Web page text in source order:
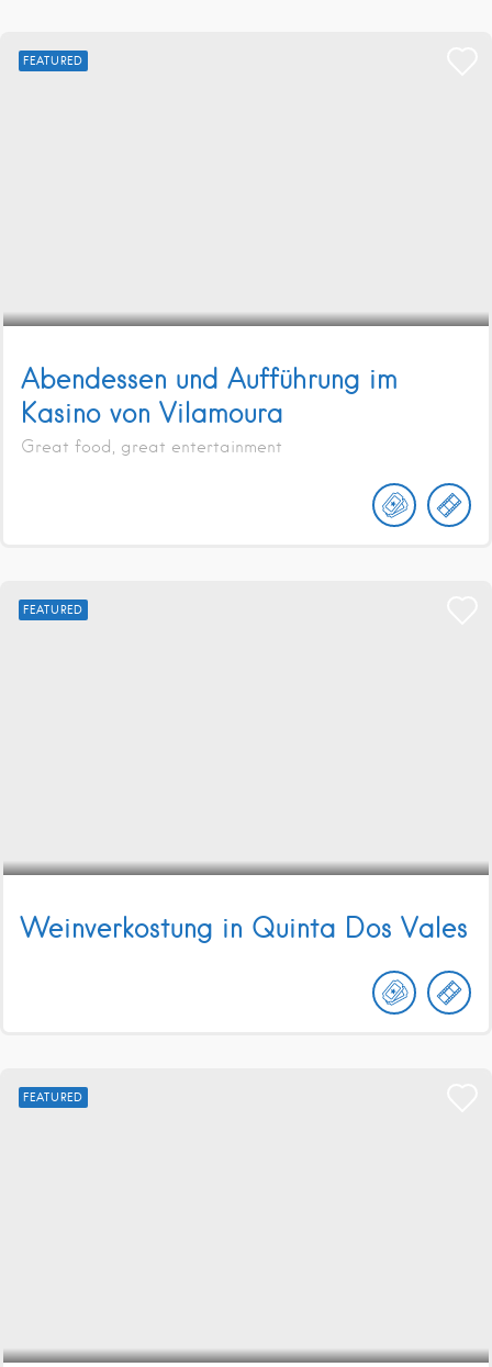
FEATURED
Abendessen und Aufführung im
Kasino von Vilamoura
Great food, great entertainment
FEATURED
Weinverkostung in Quinta Dos Vales
FEATURED